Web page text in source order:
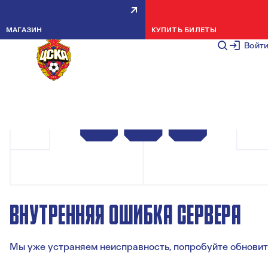
Войти
МАГАЗИН КУПИТЬ БИЛЕТЫ
ВНУТРЕННЯЯ ОШИБКА СЕРВЕРА
Мы уже устраняем неисправность, попробуйте